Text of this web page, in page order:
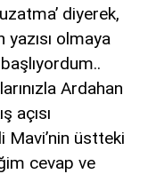
diyerek,
yazısı olmaya
Ardahan
açısı
Mavi’nin üstteki
cevap ve